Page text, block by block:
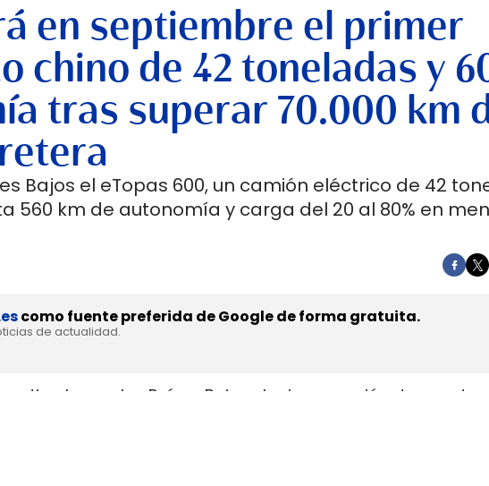
en septiembre el primer
chino de 42 toneladas y
tras superar 70.000 km
Bajos el eTopas 600, un camión eléctrico de 42
560 km de autonomía y carga del 20 al 80% en
como fuente preferida de Google de forma gratuita.
de actualidad.
en los Países Bajos el primer camión de gran